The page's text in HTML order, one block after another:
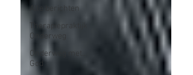
Alle berichten
Therapiepraktijk
Onderweg
Onderweg met..
God